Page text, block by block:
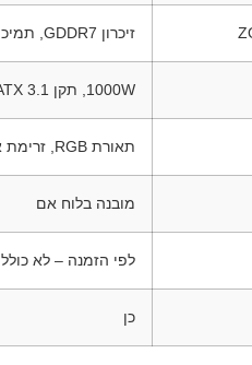
זיכרון ‎GDDR7‎, תמיכה ב־Ray Tracing, DLSS 4, AI Rendering
1000W, תקן ATX 3.1, דירוג Gold, Fully Modular
תאורת RGB, זרימת אוויר גבוהה, חלון זכוכית מחוסמת
מובנה בלוח אם
לפי הזמנה – לא כולל
כן